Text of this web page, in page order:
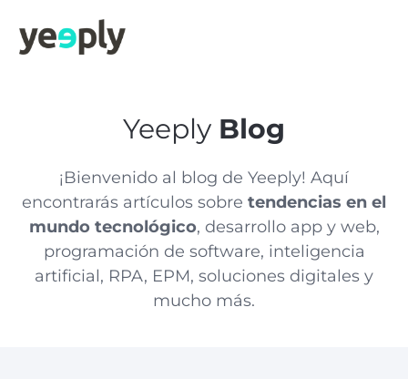
Yeeply Blog
¡Bienvenido al blog de Yeeply! Aquí
encontrarás artículos sobre tendencias en el
mundo tecnológico, desarrollo app y web,
programación de software, inteligencia
artificial, RPA, EPM, soluciones digitales y
mucho más.